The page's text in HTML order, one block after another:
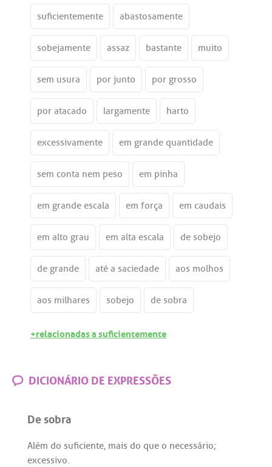
suficientemente abastosamente
sobejamente assaz bastante muito
sem usura por junto por grosso
por atacado largamente harto
excessivamente em grande quantidade
sem conta nem peso em pinha
em grande escala em força em caudais
em alto grau em alta escala de sobejo
de grande até a saciedade aos molhos
aos milhares sobejo de sobra
+relacionadas a suficientemente
DICIONÁRIO DE EXPRESSÕES
De sobra
Além do suficiente, mais do que o necessário;
excessivo.